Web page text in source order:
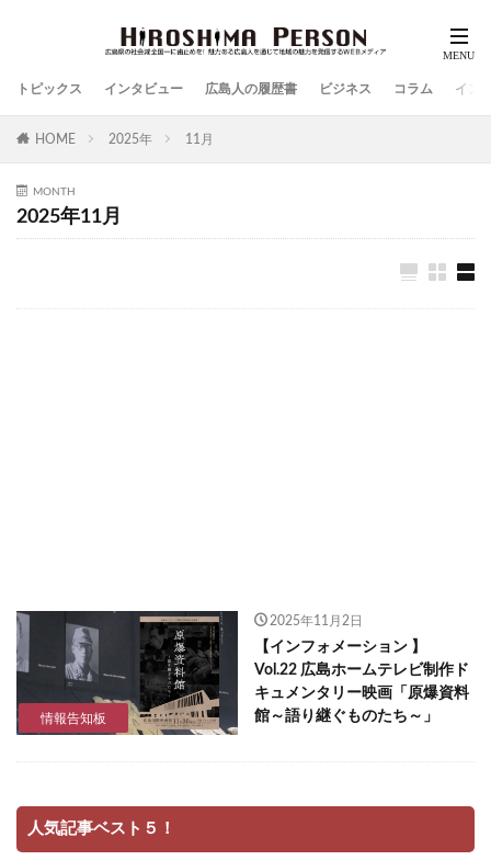
トピックス インタビュー 広島人の履歴書 ビジネス コラム イン
HOME 2025年 11月
MONTH
2025年11月
情報告知板
2025年11月2日
【インフォメーション 】
Vol.22 広島ホームテレビ制作ド
キュメンタリー映画「原爆資料
館～語り継ぐものたち～」
人気記事ベスト５！